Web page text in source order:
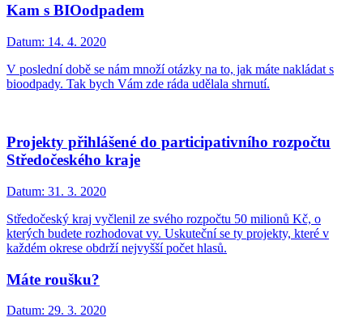
Kam s BIOodpadem
Datum: 14. 4. 2020
V poslední době se nám množí otázky na to, jak máte nakládat s
bioodpady. Tak bych Vám zde ráda udělala shrnutí.
Projekty přihlášené do participativního rozpočtu
Středočeského kraje
Datum: 31. 3. 2020
Středočeský kraj vyčlenil ze svého rozpočtu 50 milionů Kč, o
kterých budete rozhodovat vy. Uskuteční se ty projekty, které v
každém okrese obdrží nejvyšší počet hlasů.
Máte roušku?
Datum: 29. 3. 2020